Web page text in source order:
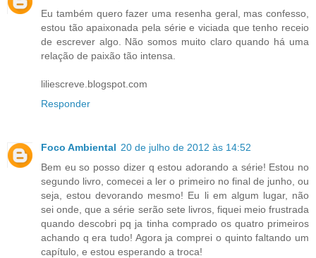
Eu também quero fazer uma resenha geral, mas confesso,
estou tão apaixonada pela série e viciada que tenho receio
de escrever algo. Não somos muito claro quando há uma
relação de paixão tão intensa.
liliescreve.blogspot.com
Responder
Foco Ambiental 20 de julho de 2012 às 14:52
Bem eu so posso dizer q estou adorando a série! Estou no
segundo livro, comecei a ler o primeiro no final de junho, ou
seja, estou devorando mesmo! Eu li em algum lugar, não
sei onde, que a série serão sete livros, fiquei meio frustrada
quando descobri pq ja tinha comprado os quatro primeiros
achando q era tudo! Agora ja comprei o quinto faltando um
capítulo, e estou esperando a troca!